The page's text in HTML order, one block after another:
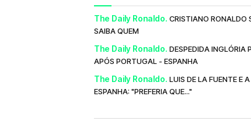
The Daily Ronaldo. CRISTIANO RONALDO
SAIBA QUEM
The Daily Ronaldo. DESPEDIDA INGLÓRIA
APÓS PORTUGAL - ESPANHA
The Daily Ronaldo. LUIS DE LA FUENTE E
ESPANHA: "PREFERIA QUE..."